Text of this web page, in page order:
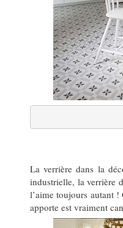
La verrière dans la
industrielle, la verrière
l’aime toujours autant
apporte est vraiment